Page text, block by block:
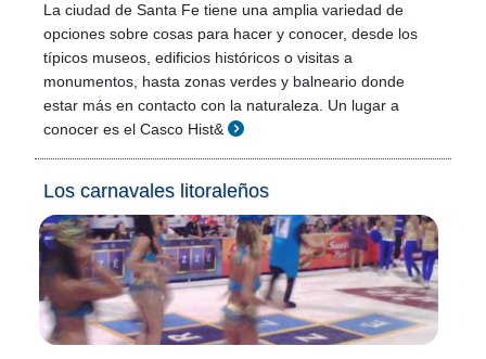
La ciudad de Santa Fe tiene una amplia variedad de
opciones sobre cosas para hacer y conocer, desde los
típicos museos, edificios históricos o visitas a
monumentos, hasta zonas verdes y balneario donde
estar más en contacto con la naturaleza. Un lugar a
conocer es el Casco Hist&
Los carnavales litoraleños